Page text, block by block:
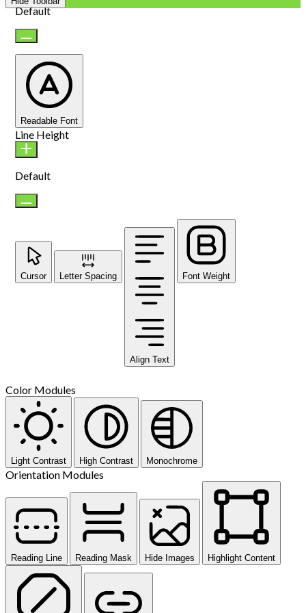
Default
Readable Font
Line Height
Default
Cursor Letter Spacing
Align Text
Font Weight
Color Modules
Light Contrast High Contrast Monochrome
Orientation Modules
Reading Line Reading Mask Hide Images Highlight Content